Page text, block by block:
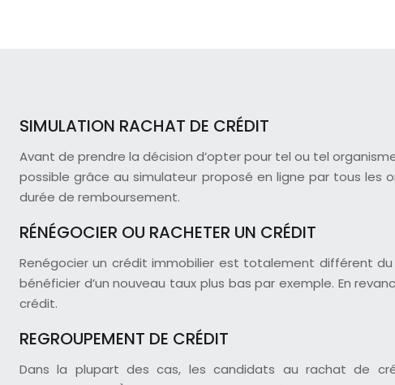
SIMULATION RACHAT DE CRÉDIT
Avant de prendre la décision d’opter pour tel ou tel
possible grâce au simulateur proposé en ligne par tous les
durée de remboursement.
RÉNÉGOCIER OU RACHETER UN CRÉDIT
Renégocier un crédit immobilier est totalement différent
bénéficier d’un nouveau taux plus bas par exemple. En
crédit.
REGROUPEMENT DE CRÉDIT
Dans la plupart des cas, les candidats au rachat de